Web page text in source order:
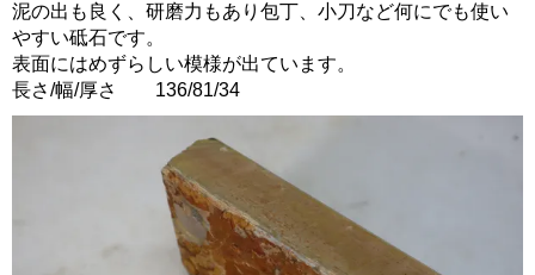
泥の出も良く、研磨力もあり包丁、小刀など何にでも使い
やすい砥石です。
表面にはめずらしい模様が出ています。
長さ/幅/厚さ 136/81/34